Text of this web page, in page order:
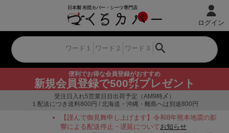
便利でお得な会員登録がおすすめ
新規会員登録で500㌽プレゼント
ログイン
受注日入れ5営業日目出荷予定（AM9時〆）
１配送につき送料800円 / 北海道・沖縄・離島へは別途800円
【謹んで御見舞申し上げます】令和8年熊本地震の影
響による配送停止・遅延についてお知らせ